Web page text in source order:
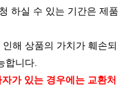
하실 수 있는 기간은 제품
해 상품의 가치가 훼손되
합니다.
가 있는 경우에는 교환처